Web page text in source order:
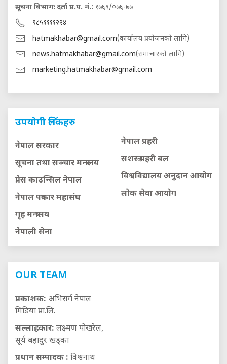
सूचना विभागः दर्ता प्र.प. नं.: १७६९/०७६-७७
९८५११११२२४
hatmakhabar@gmail.com(कार्यालय प्रयोजनको लागि)
news.hatmakhabar@gmail.com(समाचारको लागि)
marketing.hatmakhabar@gmail.com
उपयोगी लिंकहरु
नेपाल सरकार
सूचना तथा सञ्चार मन्त्रालय
प्रेस काउन्सिल नेपाल
नेपाल पत्रकार महासंघ
गृह मन्त्रालय
नेपाली सेना
नेपाल प्रहरी
सशस्त्र प्रहरी बल
विश्वविद्यालय अनुदान आयाेग
लाेक सेवा आयाेग
OUR TEAM
प्रकाशक: अभिसर्ग नेपाल
मिडिया प्रा.लि.
सल्लाहकार: लक्ष्मण पोखरेल,
सूर्य बहादुर खड्का
प्रधान सम्पादक : विश्वनाथ